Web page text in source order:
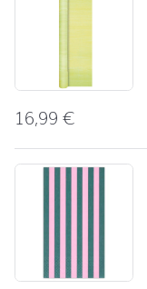
16,99€